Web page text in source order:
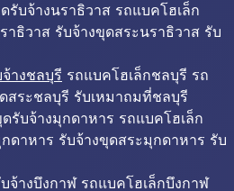
รับจ้างนราธิวาส รถแบคโฮเล็ก
าธิวาส รับจ้างขุดสระนราธิวาส รับ
างชลบุรี รถแบคโฮเล็กชลบุรี รถ
สระชลบุรี รับเหมาถมที่ชลบุรี
รับจ้างมุกดาหาร รถแบคโฮเล็ก
ดาหาร รับจ้างขุดสระมุกดาหาร รับ
จ้างบึงกาฬ รถแบคโฮเล็กบึงกาฬ